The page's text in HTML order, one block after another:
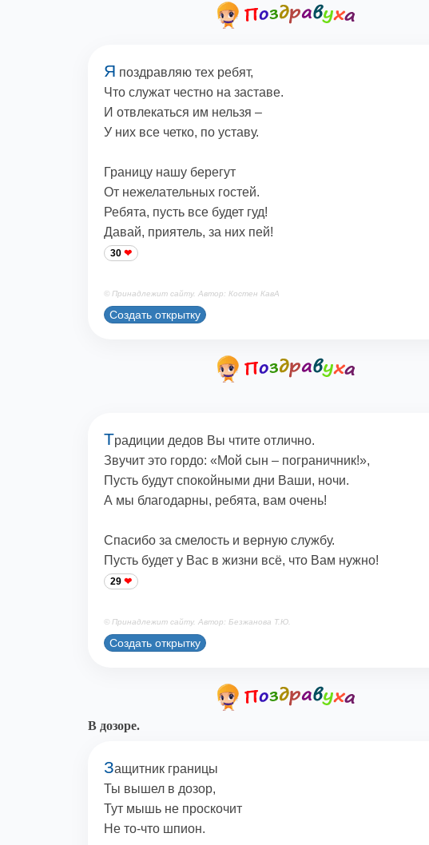
Я поздравляю тех ребят,
Что служат честно на заставе.
И отвлекаться им нельзя –
У них все четко, по уставу.
Границу нашу берегут
От нежелательных гостей.
Ребята, пусть все будет гуд!
Давай, приятель, за них пей!
30
© Принадлежит сайту. Автор: Костен КавА
Создать открытку
Традиции дедов Вы чтите отлично.
Звучит это гордо: «Мой сын – пограничник!»,
Пусть будут спокойными дни Ваши, ночи.
А мы благодарны, ребята, вам очень!
Спасибо за смелость и верную службу.
Пусть будет у Вас в жизни всё, что Вам нужно!
29
© Принадлежит сайту. Автор: Безжанова Т.Ю.
Создать открытку
В дозоре.
Защитник границы
Ты вышел в дозор,
Тут мышь не проскочит
Не то-что шпион.